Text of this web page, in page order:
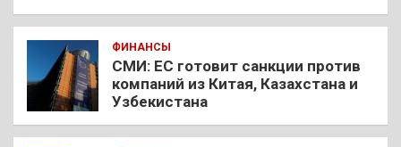
ФИНАНСЫ
СМИ: ЕС готовит санкции против
компаний из Китая, Казахстана и
Узбекистана